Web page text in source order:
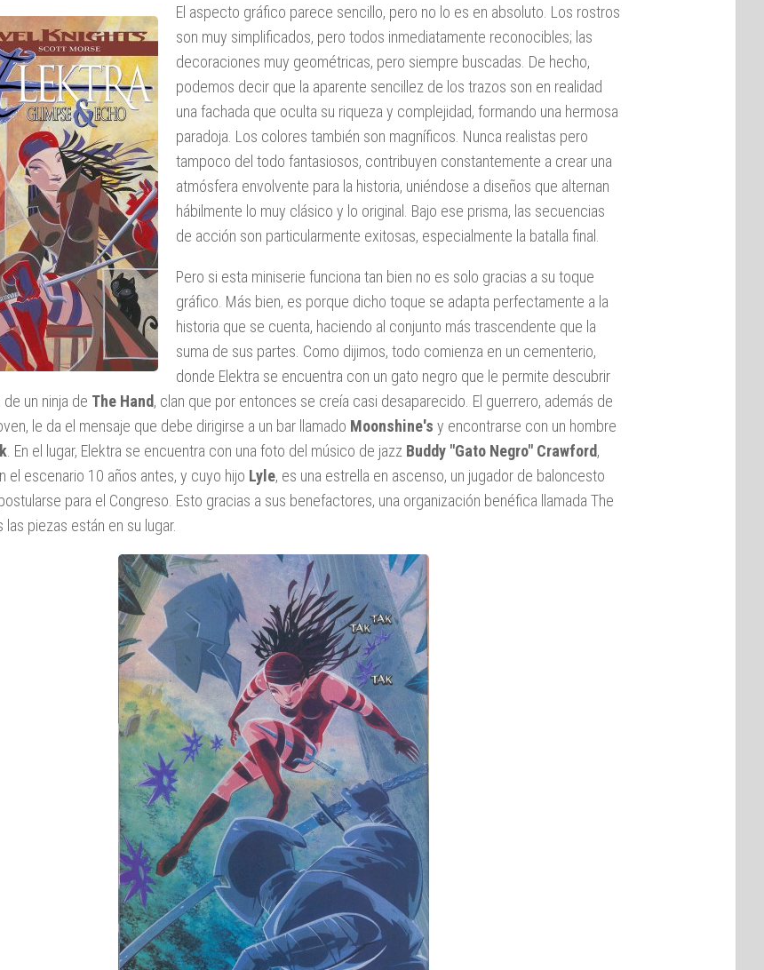
El aspecto gráfico parece sencillo, pero no lo es en absoluto. Los rostros
son muy simplificados, pero todos inmediatamente reconocibles; las
decoraciones muy geométricas, pero siempre buscadas. De hecho,
podemos decir que la aparente sencillez de los trazos son en realidad
una fachada que oculta su riqueza y complejidad, formando una hermosa
paradoja. Los colores también son magníficos. Nunca realistas pero
tampoco del todo fantasiosos, contribuyen constantemente a crear una
atmósfera envolvente para la historia, uniéndose a diseños que alternan
hábilmente lo muy clásico y lo original. Bajo ese prisma, las secuencias
de acción son particularmente exitosas, especialmente la batalla final.
Pero si esta miniserie funciona tan bien no es solo gracias a su toque
gráfico. Más bien, es porque dicho toque se adapta perfectamente a la
historia que se cuenta, haciendo al conjunto más trascendente que la
suma de sus partes. Como dijimos, todo comienza en un cementerio,
donde Elektra se encuentra con un gato negro que le permite descubrir
de un ninja de The Hand, clan que por entonces se creía casi desaparecido. El guerrero, además de
le da el mensaje que debe dirigirse a un bar llamado Moonshine's y encontrarse con un hombre
. En el lugar, Elektra se encuentra con una foto del músico de jazz Buddy "Gato Negro" Crawford,
el escenario 10 años antes, y cuyo hijo Lyle, es una estrella en ascenso, un jugador de baloncesto
para el Congreso. Esto gracias a sus benefactores, una organización benéfica llamada The
las piezas están en su lugar.